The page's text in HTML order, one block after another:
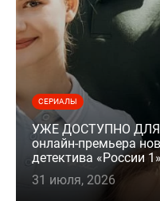
СЕРИАЛЫ
УЖЕ ДОСТУПНО ДЛЯ
онлайн-премьера
детектива «России
31 июля, 2026